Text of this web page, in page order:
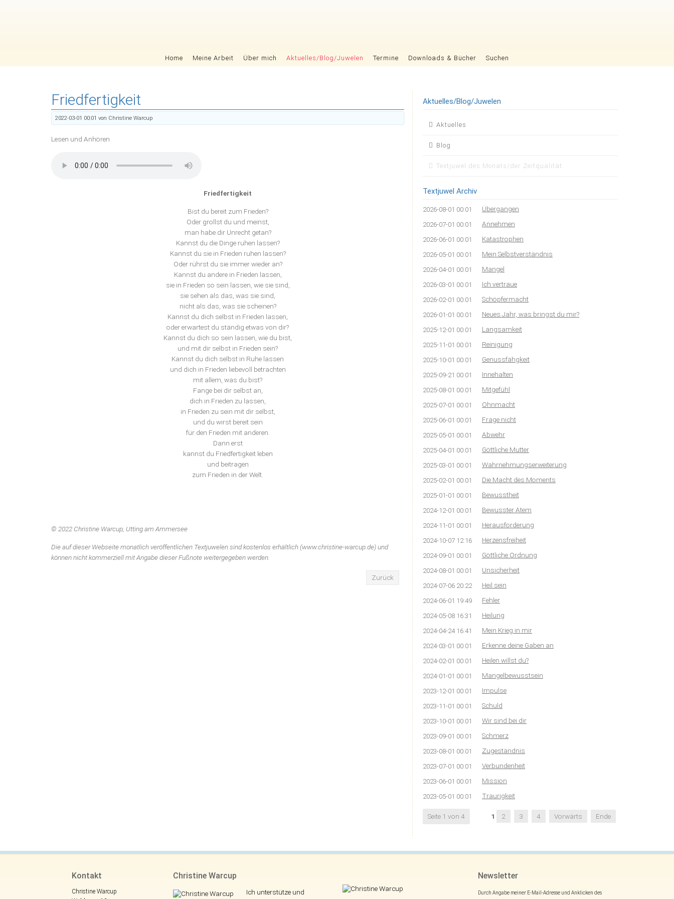
Home Meine Arbeit Über mich Aktuelles/Blog/Juwelen Termine Downloads & Bücher Suchen
Friedfertigkeit
2022-03-01 00:01 von Christine Warcup
Lesen und Anhören
Friedfertigkeit
Bist du bereit zum Frieden?
Oder grollst du und meinst,
man habe dir Unrecht getan?
Kannst du die Dinge ruhen lassen?
Kannst du sie in Frieden ruhen lassen?
Oder rührst du sie immer wieder an?
Kannst du andere in Frieden lassen,
sie in Frieden so sein lassen, wie sie sind,
sie sehen als das, was sie sind,
nicht als das, was sie scheinen?
Kannst du dich selbst in Frieden lassen,
oder erwartest du ständig etwas von dir?
Kannst du dich so sein lassen, wie du bist,
und mit dir selbst in Frieden sein?
Kannst du dich selbst in Ruhe lassen
und dich in Frieden liebevoll betrachten
mit allem, was du bist?
Fange bei dir selbst an,
dich in Frieden zu lassen,
in Frieden zu sein mit dir selbst,
und du wirst bereit sein
für den Frieden mit anderen.
Dann erst
kannst du Friedfertigkeit leben
und beitragen
zum Frieden in der Welt.
© 2022 Christine Warcup, Utting am Ammersee
Die auf dieser Webseite monatlich veröffentlichen Textjuwelen sind kostenlos erhältlich (www.christine-warcup.de) und
können nicht kommerziell mit Angabe dieser Fußnote weitergegeben werden.
Zurück
Aktuelles/Blog/Juwelen
Navigation
Aktuelles
Blog
Textjuwel des Monats/der Zeitqualität
Textjuwel Archiv
2026-08-01 00:01 Übergangen
2026-07-01 00:01 Annehmen
2026-06-01 00:01 Katastrophen
2026-05-01 00:01 Mein Selbstverständnis
2026-04-01 00:01 Mangel
2026-03-01 00:01 Ich vertraue
2026-02-01 00:01 Schöpfermacht
2026-01-01 00:01 Neues Jahr, was bringst du mir?
2025-12-01 00:01 Langsamkeit
2025-11-01 00:01 Reinigung
2025-10-01 00:01 Genussfähgkeit
2025-09-21 00:01 Innehalten
2025-08-01 00:01 Mitgefühl
2025-07-01 00:01 Ohnmacht
2025-06-01 00:01 Frage nicht
2025-05-01 00:01 Abwehr
2025-04-01 00:01 Göttliche Mutter
2025-03-01 00:01 Wahrnehmungserweiterung
2025-02-01 00:01 Die Macht des Moments
2025-01-01 00:01 Bewusstheit
2024-12-01 00:01 Bewusster Atem
2024-11-01 00:01 Herausforderung
2024-10-07 12:16 Herzensfreiheit
2024-09-01 00:01 Göttliche Ordnung
2024-08-01 00:01 Unsicherheit
2024-07-06 20:22 Heil sein
2024-06-01 19:49 Fehler
2024-05-08 16:31 Heilung
2024-04-24 16:41 Mein Krieg in mir
2024-03-01 00:01 Erkenne deine Gaben an
2024-02-01 00:01 Heilen willst du?
2024-01-01 00:01 Mangelbewusstsein
2023-12-01 00:01 Impulse
2023-11-01 00:01 Schuld
2023-10-01 00:01 Wir sind bei dir
2023-09-01 00:01 Schmerz
2023-08-01 00:01 Zugeständnis
2023-07-01 00:01 Verbundenheit
2023-06-01 00:01 Mission
2023-05-01 00:01 Traurigkeit
Seite 1 von 4 1 2 3 4 Vorwärts Ende
Kontakt
Christine Warcup
Christine Warcup
Ich unterstütze und
Newsletter
Durch Angabe meiner E-Mail-Adresse und Anklicken des